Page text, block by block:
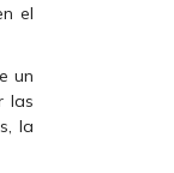
el
un
las
la